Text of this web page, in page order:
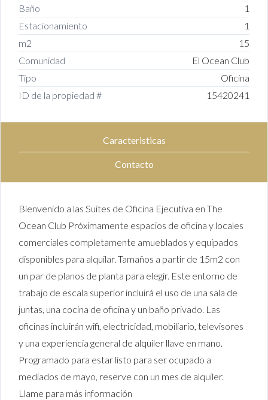
Baño
1
Estacionamiento
1
m2
15
Comunidad
El Ocean Club
Tipo
Oficina
ID de la propiedad #
15420241
Caracteristicas
Contacto
Bienvenido a las Suites de Oficina Ejecutiva en The
Ocean Club Próximamente espacios de oficina y locales
comerciales completamente amueblados y equipados
disponibles para alquilar. Tamaños a partir de 15m2 con
un par de planos de planta para elegir. Este entorno de
trabajo de escala superior incluirá el uso de una sala de
juntas, una cocina de oficina y un baño privado. Las
oficinas incluirán wifi, electricidad, mobiliario, televisores
y una experiencia general de alquiler llave en mano.
Programado para estar listo para ser ocupado a
mediados de mayo, reserve con un mes de alquiler.
Llame para más información